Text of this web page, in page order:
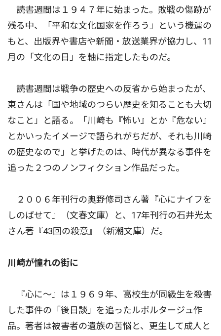
読書週間は１９４７年に始まった。敗戦の傷跡が
残る中、「平和な文化国家を作ろう」という機運の
もと、出版界や書店や新聞・放送業界が協力し、11
月の「文化の日」を軸に指定したものだ。
読書週間は戦争の歴史への反省から始まったが、
東さんは「国や地域のつらい歴史を知ることも大切
なこと」と語る。「川崎も『怖い』とか『危ない』
とかいったイメージで語られがちだが、それも川崎
の歴史なので」と挙げたのは、時代が異なる事件を
追った２つのノンフィクション作品だった。
２００６年刊行の奥野修司さん著『心にナイフを
しのばせて』（文春文庫）と、17年刊行の石井光太
さん著『43回の殺意』（新潮文庫）だ。
川崎が憧れの街に
『心に〜』は１９６９年、高校生が同級生を殺害
した事件の「後日談」を追ったルポルタージュ作
品。著者は被害者の遺族の苦悩と、更生して成人と